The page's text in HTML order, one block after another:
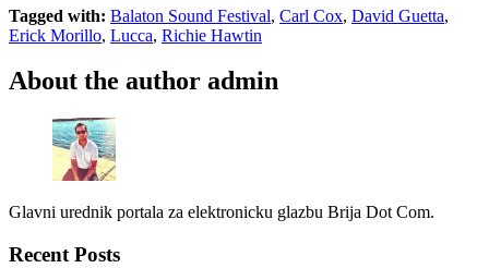
Tagged with: Balaton Sound Festival, Carl Cox, David Guetta,
Erick Morillo, Lucca, Richie Hawtin
About the author admin
Glavni urednik portala za elektronicku glazbu Brija Dot Com.
Recent Posts